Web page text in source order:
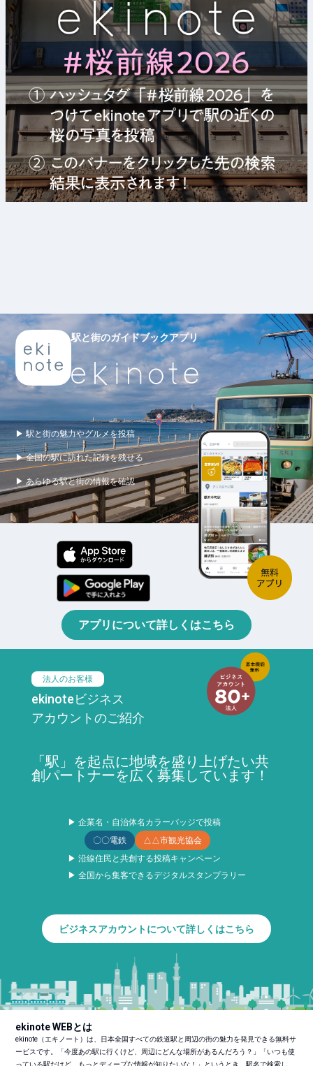
駅と街のガイドブックアプリ
▶ 駅と街の魅力やグルメを投稿
▶ 全国の駅に訪れた記録を残せる
▶ あらゆる駅と街の情報を確認
アプリについて詳しくはこちら
法人のお客様
ekinoteビジネス
アカウントのご紹介
「駅」を起点に地域を盛り上げたい共
創パートナーを広く募集しています！
▶ 企業名・自治体名カラーバッジで投稿
〇〇電鉄
△△市観光協会
▶ 沿線住民と共創する投稿キャンペーン
▶ 全国から集客できるデジタルスタンプラリー
ビジネスアカウントについて詳しくはこちら
ekinote WEBとは
ekinote（エキノート）は、日本全国すべての鉄道駅と周辺の街の魅力を発見できる無料サ
ービスです。「今度あの駅に行くけど、周辺にどんな場所があるんだろう？」「いつも使
っている駅だけど、もっとディープな情報が知りたいな！」というとき、駅名で検索し